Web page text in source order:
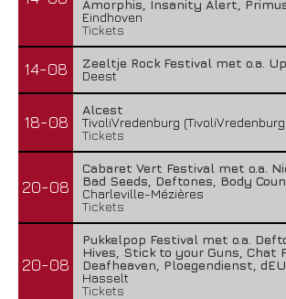
Amorphis, Insanity Alert,
Eindhoven
Tickets
14-08
Zeeltje Rock Festival met o.a.
Deest
18-08
Alcest
TivoliVredenburg
Tickets
20-08
Cabaret Vert Festival met o.a.
Bad Seeds, Deftones, Body
Charleville-Mézières
Tickets
20-08
Pukkelpop Festival met o.a.
Hives, Stick to your Guns, Chat
Deafheaven, Ploegendienst,
Hasselt
Tickets